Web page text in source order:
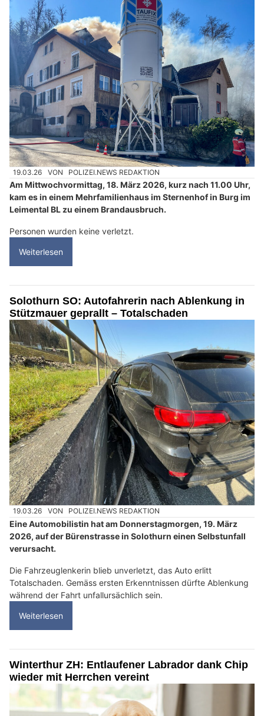
19.03.26 VON POLIZEI.NEWS REDAKTION
Am Mittwochvormittag, 18. März 2026, kurz nach 11.00 Uhr,
kam es in einem Mehrfamilienhaus im Sternenhof in Burg im
Leimental BL zu einem Brandausbruch.
Personen wurden keine verletzt.
Weiterlesen
Solothurn SO: Autofahrerin nach Ablenkung in
Stützmauer geprallt – Totalschaden
19.03.26 VON POLIZEI.NEWS REDAKTION
Eine Automobilistin hat am Donnerstagmorgen, 19. März
2026, auf der Bürenstrasse in Solothurn einen Selbstunfall
verursacht.
Die Fahrzeuglenkerin blieb unverletzt, das Auto erlitt
Totalschaden. Gemäss ersten Erkenntnissen dürfte Ablenkung
während der Fahrt unfallursächlich sein.
Weiterlesen
Winterthur ZH: Entlaufener Labrador dank Chip
wieder mit Herrchen vereint